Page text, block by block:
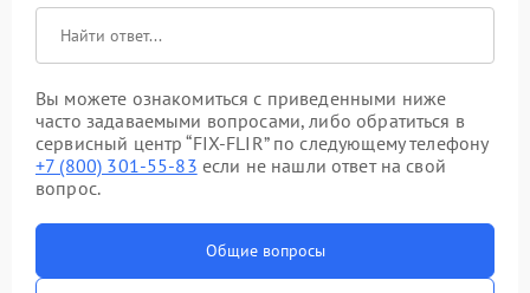
Вы можете ознакомиться с приведенными ниже
часто задаваемыми вопросами, либо обратиться в
сервисный центр “FIX-FLIR” по следующему телефону
+7 (800) 301-55-83 если не нашли ответ на свой
вопрос.
Общие вопросы